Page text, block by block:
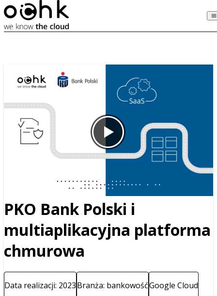
PKO Bank Polski i
multiaplikacyjna platforma
chmurowa
Data realizacji: 2023Branża: bankowośćGoogle Cloud